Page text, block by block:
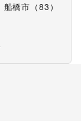
船橋市（83）